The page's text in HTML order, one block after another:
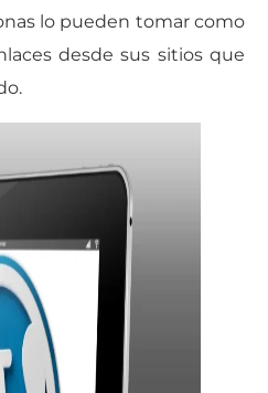
lo pueden tomar como
desde sus sitios que